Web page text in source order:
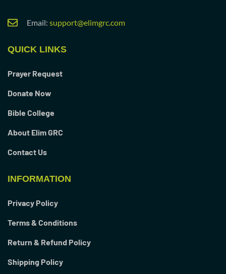
Email: support@elimgrc.com
QUICK LINKS
Prayer Request
Donate Now
Bible College
About Elim GRC
Contact Us
INFORMATION
Privacy Policy
Terms & Conditions
Return & Refund Policy
Shipping Policy